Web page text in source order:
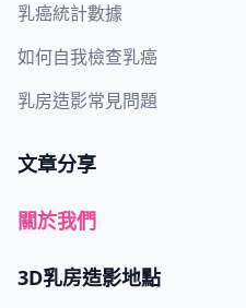
乳癌統計數據
如何自我檢查乳癌
乳房造影常見問題
文章分享
關於我們
3D乳房造影地點